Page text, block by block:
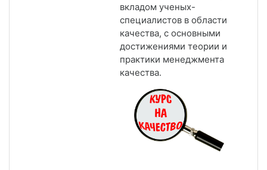
вкладом ученых-
специалистов в области
качества, с основными
достижениями теории и
практики менеджмента
качества.